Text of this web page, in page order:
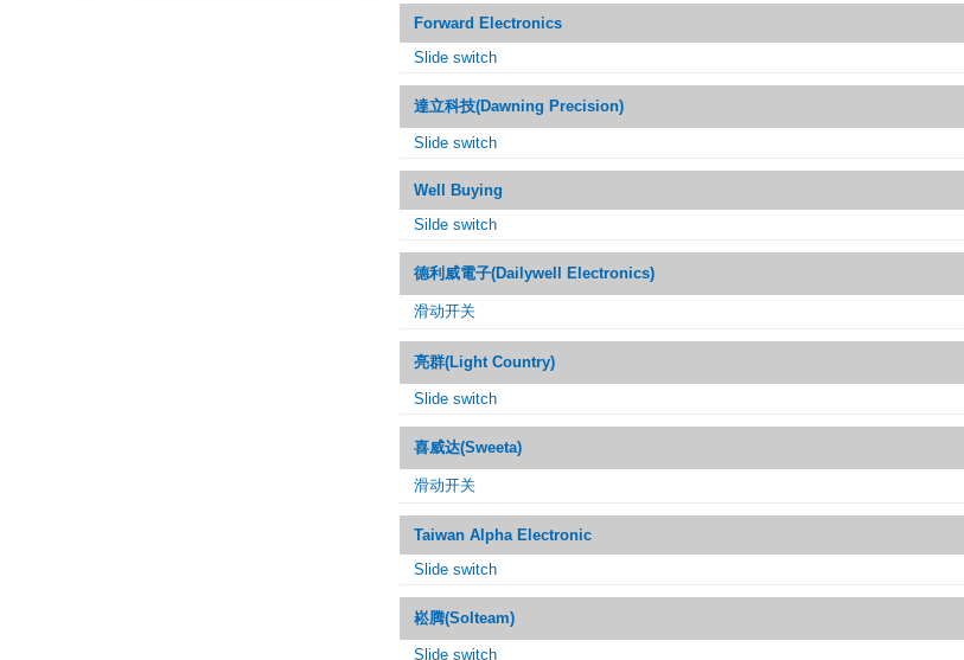
Forward Electronics
Slide switch
達立科技(Dawning Precision)
Slide switch
Well Buying
Silde switch
德利威電子(Dailywell Electronics)
滑动开关
亮群(Light Country)
Slide switch
喜威达(Sweeta)
滑动开关
Taiwan Alpha Electronic
Slide switch
崧腾(Solteam)
Slide switch